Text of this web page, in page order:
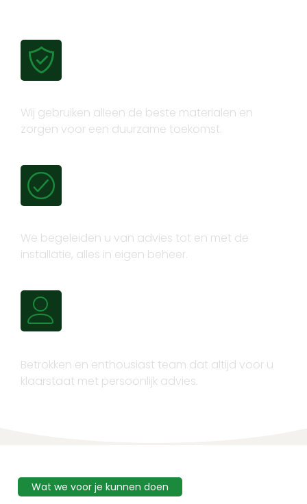
Wij gebruiken alleen de beste materialen en
zorgen voor een duurzame toekomst.
We begeleiden u van advies tot en met de
installatie, alles in eigen beheer.
Betrokken en enthousiast team dat altijd voor u
klaarstaat met persoonlijk advies.
Wat we voor je kunnen doen